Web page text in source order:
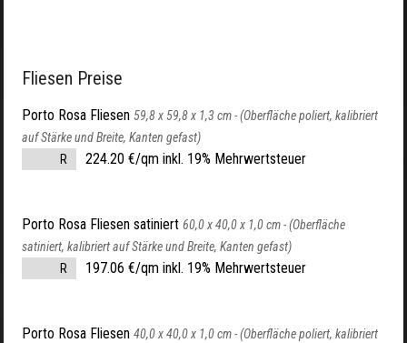
Fliesen Preise
Porto Rosa Fliesen 59,8 x 59,8 x 1,3 cm -(Oberfläche poliert, kalibriert
auf Stärke und Breite, Kanten gefast)
R
224.20 €/qm inkl. 19% Mehrwertsteuer
Porto Rosa Fliesen satiniert 60,0 x 40,0 x 1,0 cm -(Oberfläche
satiniert, kalibriert auf Stärke und Breite, Kanten gefast)
R
197.06 €/qm inkl. 19% Mehrwertsteuer
Porto Rosa Fliesen 40,0 x 40,0 x 1,0 cm -(Oberfläche poliert, kalibriert